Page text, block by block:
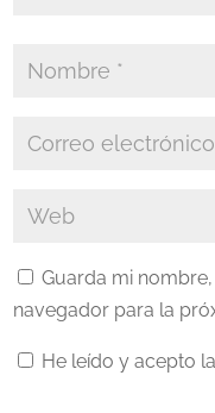
Guarda mi
navegador para la
He leído y acepto la